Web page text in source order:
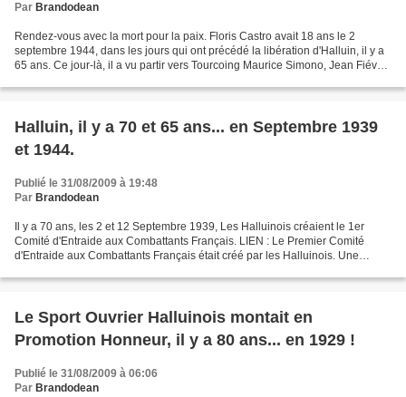
Par Brandodean
Rendez-vous avec la mort pour la paix. Floris Castro avait 18 ans le 2
septembre 1944, dans les jours qui ont précédé la libération d'Halluin, il y a
65 ans. Ce jour-là, il a vu partir vers Tourcoing Maurice Simono, Jean Fiévet,
Halluin, il y a 70 et 65 ans... en Septembre 1939
et 1944.
Publié le 31/08/2009 à 19:48
Par Brandodean
Il y a 70 ans, les 2 et 12 Septembre 1939, Les Halluinois créaient le 1er
Comité d'Entraide aux Combattants Français. LIEN : Le Premier Comité
d'Entraide aux Combattants Français était créé par les Halluinois. Une
Le Sport Ouvrier Halluinois montait en
Promotion Honneur, il y a 80 ans... en 1929 !
Publié le 31/08/2009 à 06:06
Par Brandodean